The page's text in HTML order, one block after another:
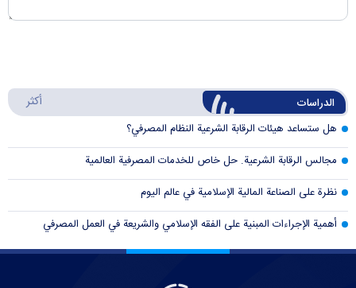
الدراسات أكثر
هل ستساعد هيئات الرقابة الشرعية النظام المصرفي؟
مجالس الرقابة الشرعية. حل خاص للخدمات المصرفية العالمية
نظرة على الصناعة المالية الإسلامية في عالم اليوم
أهمية الإجراءات المبنية على الفقه الإسلامي والشريعة في العمل المصرفي